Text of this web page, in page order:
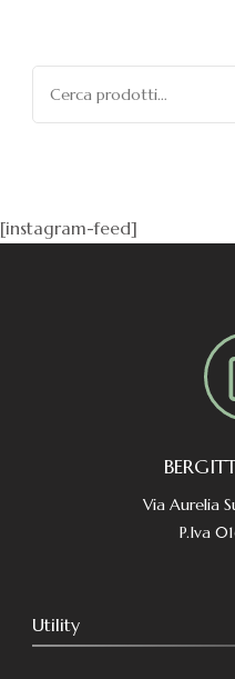
[instagram-feed]
Via Aurelia
P.Iva
Utility